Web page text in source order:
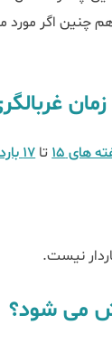
چنین اگر
های 15 تا17 بارداری
نیست.
می شود؟